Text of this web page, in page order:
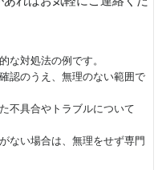
な対処法の例です。
認のうえ、無理のない範囲で
不具合やトラブルについて
ない場合は、無理をせず専門